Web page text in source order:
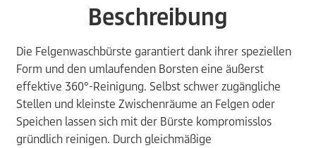
Beschreibung
Die Felgenwaschbürste garantiert dank ihrer speziellen
Form und den umlaufenden Borsten eine äußerst
effektive 360°-Reinigung. Selbst schwer zugängliche
Stellen und kleinste Zwischenräume an Felgen oder
Speichen lassen sich mit der Bürste kompromisslos
gründlich reinigen. Durch gleichmäßige